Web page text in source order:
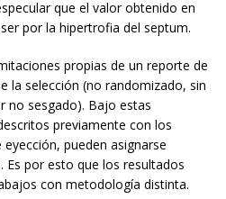
que el valor obtenido en
por la hipertrofia del septum.
propias de un reporte de
la selección (no randomizado, sin
no sesgado). Bajo estas
previamente con los
pueden asignarse
Es por esto que los resultados
con metodología distinta.